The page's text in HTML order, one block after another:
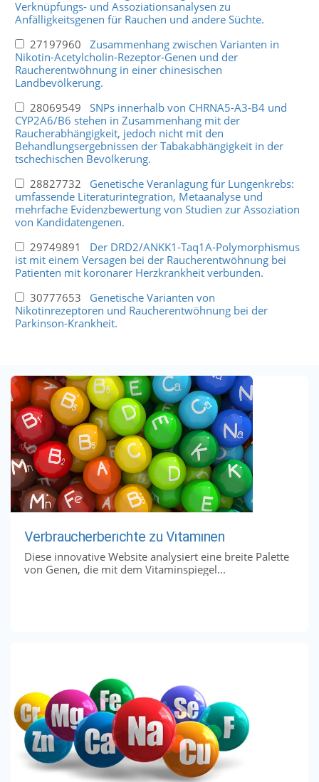
Verknüpfungs- und Assoziationsanalysen zu
Anfälligkeitsgenen für Rauchen und andere Süchte.
27197960 Zusammenhang zwischen Varianten in
Nikotin-Acetylcholin-Rezeptor-Genen und der
Raucherentwöhnung in einer chinesischen
Landbevölkerung.
28069549 SNPs innerhalb von CHRNA5-A3-B4 und
CYP2A6/B6 stehen in Zusammenhang mit der
Raucherabhängigkeit, jedoch nicht mit den
Behandlungsergebnissen der Tabakabhängigkeit in der
tschechischen Bevölkerung.
28827732 Genetische Veranlagung für Lungenkrebs:
umfassende Literaturintegration, Metaanalyse und
mehrfache Evidenzbewertung von Studien zur Assoziation
von Kandidatengenen.
29749891 Der DRD2/ANKK1-Taq1A-Polymorphismus
ist mit einem Versagen bei der Raucherentwöhnung bei
Patienten mit koronarer Herzkrankheit verbunden.
30777653 Genetische Varianten von
Nikotinrezeptoren und Raucherentwöhnung bei der
Parkinson-Krankheit.
Verbraucherberichte zu Vitaminen
Diese innovative Website analysiert eine breite Palette
von Genen, die mit dem Vitaminspiegel...